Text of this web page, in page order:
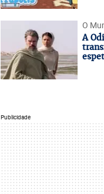
O
A
Publicidade